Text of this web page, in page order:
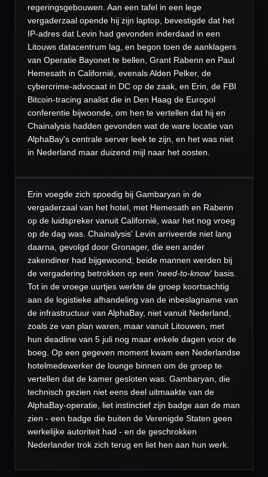
regeringsgebouwen. Aan een tafel in een lege
vergaderzaal opende hij zijn laptop, bevestigde dat het
IP-adres dat Levin had gevonden inderdaad in een
Litouws datacentrum lag, en begon toen de aanklagers
van Operatie Bayonet te bellen, Grant Rabenn en Paul
Hemesath in Californië, evenals Alden Pelker, de
cybercrime-advocaat in DC op de zaak, en Erin, de FBI
Bitcoin-tracing analist die in Den Haag de Europol
conferentie bijwoonde, om hen te vertellen dat hij en
Chainalysis hadden gevonden wat de ware locatie van
AlphaBay's centrale server leek te zijn, en het was niet
in Nederland maar duizend mijl naar het oosten.
Erin voegde zich spoedig bij Gambaryan in de
vergaderzaal van het hotel, met Hemesath en Rabenn
op de luidspreker vanuit Californië, waar het nog vroeg
op de dag was. Chainalysis' Levin arriveerde niet lang
daarna, gevolgd door Gronager, die een ander
zakendiner had bijgewoond; beide mannen werden bij
de vergadering betrokken op een 'need-to-know' basis.
Tot in de vroege uurtjes werkte de groep koortsachtig
aan de logistieke afhandeling van de inbeslagname van
de infrastructuur van AlphaBay, niet vanuit Nederland,
zoals ze van plan waren, maar vanuit Litouwen, met
hun deadline van 5 juli nog maar enkele dagen voor de
boeg. Op een gegeven moment kwam een Nederlandse
hotelmedewerker de lounge binnen om de groep te
vertellen dat de kamer gesloten was. Gambaryan, die
technisch gezien niet eens deel uitmaakte van de
AlphaBay-operatie, liet instinctief zijn badge aan de man
zien - een badge die buiten de Verenigde Staten geen
werkelijke autoriteit had - en de geschrokken
Nederlander trok zich terug en liet hen aan hun werk.